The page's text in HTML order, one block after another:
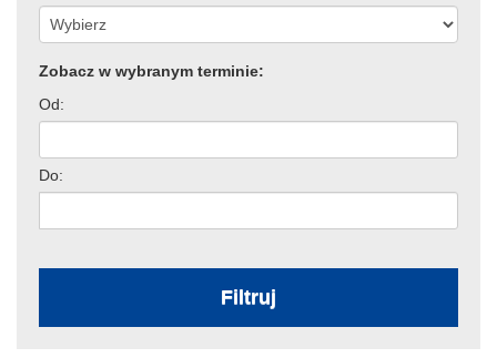
Zobacz w wybranym terminie:
Od:
Do:
Filtruj